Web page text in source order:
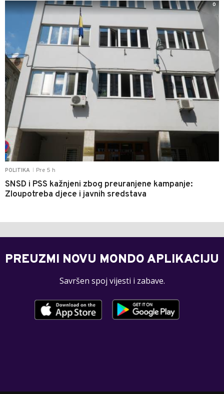
POLITIKA Pre 5 h
SNSD i PSS kažnjeni zbog preuranjene kampanje:
Zloupotreba djece i javnih sredstava
0
PREUZMI NOVU MONDO APLIKACIJU
Savršen spoj vijesti i zabave.